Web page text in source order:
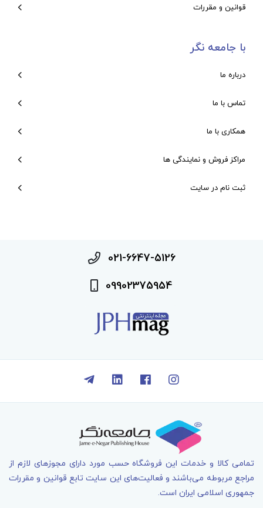
قوانین و مقررات
با جامعه نگر
درباره ما
تماس با ما
همکاری با ما
مراکز فروش و نمایندگی ها
ثبت نام در سایت
021-6647-5126
09902375954
تمامی کالا و خدمات اين فروشگاه حسب مورد دارای مجوزهای لازم از
مراجع مربوطه می‌باشند و فعاليت‌های اين سايت تابع قوانين و مقررات
جمهوری اسلامی ايران است.